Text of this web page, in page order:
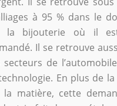
à 95 % dans le
la bijouterie où il
Il se retrouve
secteurs de
En plus de
la matière, cette